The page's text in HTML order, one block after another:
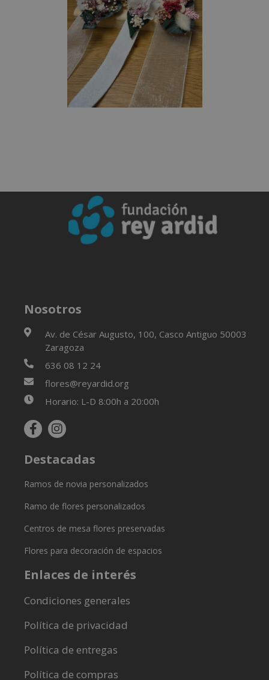
Nosotros
Av. de César Augusto, 100, Casco Antiguo 50003
Zaragoza
636 08 12 24
flores@reyardid.org
Horario: L-D 8:00h a 20:00h
Destacadas
Ramos de novia personalizados
Ramo de flores personalizados
Centros de mesa flores preservadas
Flores para decoración de espacios
Enlaces de interés
Condiciones generales
Política de privacidad
Política de entregas
Política de compras